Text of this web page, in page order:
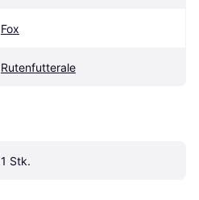
Fox
Rutenfutterale
1 Stk.